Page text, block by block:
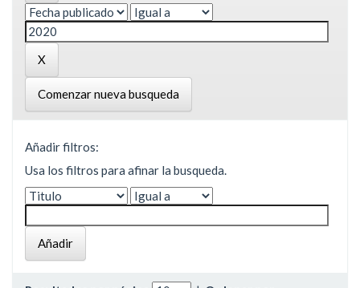
Comenzar nueva busqueda
Añadir filtros:
Usa los filtros para afinar la busqueda.